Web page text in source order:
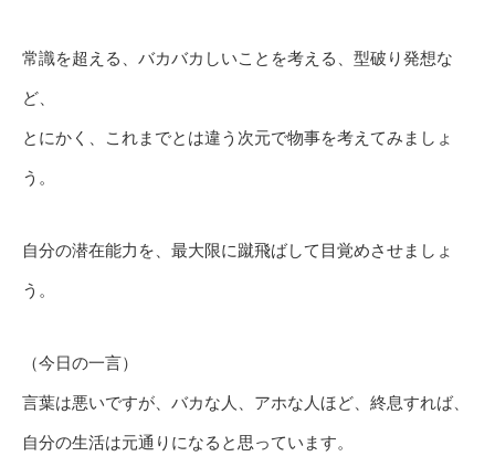
常識を超える、バカバカしいことを考える、型破り発想な
ど、
とにかく、これまでとは違う次元で物事を考えてみましょ
う。
自分の潜在能力を、最大限に蹴飛ばして目覚めさせましょ
う。
（今日の一言）
言葉は悪いですが、バカな人、アホな人ほど、終息すれば、
自分の生活は元通りになると思っています。